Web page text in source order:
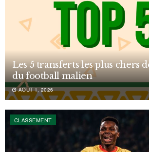
Les 5 transferts les plus chers
du football malien
AOÛT 1, 2026
CLASSEMENT